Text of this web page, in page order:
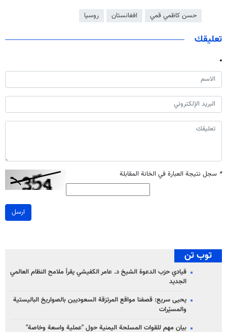
حسن كاظمي قمي افغانستان روسيا
تعليقك
* سجل نتيجة العبارة في الخانة المقابلة
ارسل
توب تن
قيادي حزب الدعوة الشيخ د. عامر الكفيشي يقرأ ملامح النظام العالمي
الجديد
يحيى سريع: قصفنا مواقع المرتزقة السعوديين بالصواريخ الباليستية
والمسيّرات
بيان مهم للقوات المسلحة اليمنية حول "عملية واسعة وخاصة"